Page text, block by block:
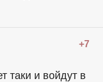
+7
таки и войдут в